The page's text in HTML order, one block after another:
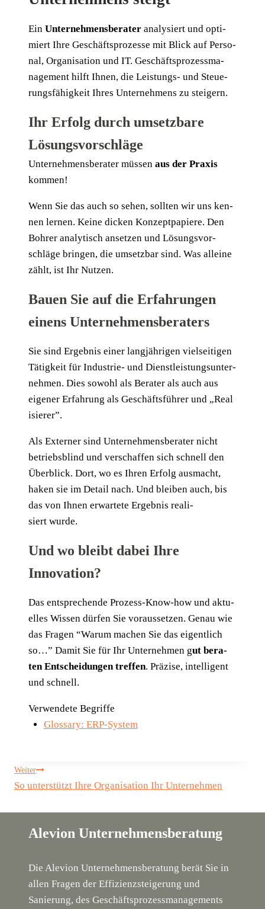
Ein Unter­neh­mens­be­ra­ter ana­ly­siert und opti­
miert Ihre Geschäfts­pro­zes­se mit Blick auf Per­so­
nal, Orga­ni­sa­ti­on und IT. Geschäfts­prozess­ma­
nage­ment hilft Ihnen, die Leis­tungs- und Steue­
rungs­fä­hig­keit Ihres Unter­neh­mens zu steigern.
Ihr Erfolg durch umsetzbare
Lösungsvorschläge
Unter­neh­mens­be­ra­ter müs­sen aus der Pra­xis
kommen!
Wenn Sie das auch so sehen, soll­ten wir uns ken­
nen ler­nen. Kei­ne dicken Kon­zept­pa­pie­re. Den
Boh­rer ana­ly­tisch anset­zen und Lösungs­vor­
schlä­ge brin­gen, die umsetz­bar sind. Was allei­ne
zählt, ist Ihr Nutzen.
Bauen Sie auf die Erfahrungen
einens Unternehmensberaters
Sie sind Ergeb­nis einer lang­jäh­ri­gen viel­sei­ti­gen
Tätig­keit für Indus­trie- und Dienst­leis­tungs­un­ter­
neh­men. Dies sowohl als Bera­ter als auch aus
eige­ner Erfah­rung als Geschäfts­füh­rer und „Rea­l
i­sie­rer”.
Als Exter­ner sind Unter­neh­mens­be­ra­ter nicht
betriebs­blind und ver­schaf­fen sich schnell den
Über­blick. Dort, wo es Ihren Erfolg aus­macht,
haken sie im Detail nach. Und blei­ben auch, bis
das von Ihnen erwar­te­te Ergeb­nis rea­li­
siert wurde.
Und wo bleibt dabei Ihre
Innovation?
Das ent­spre­chen­de Pro­zess-Know-how und aktu­
el­les Wis­sen dür­fen Sie vor­aus­set­zen. Genau wie
das Fra­gen “War­um machen Sie das eigent­lich
so…” Damit Sie für Ihr Unter­neh­men gut bera­
ten Ent­schei­dun­gen tref­fen. Prä­zi­se, intel­li­gent
und schnell.
Verwendete Begriffe
Glossary: ERP-System
Beitragsnavigation
Weiter
So unterstützt Ihre Organisation Ihr Unternehmen
Alevion Unternehmensberatung
Die Alevion Unternehmensberatung berät Sie in
allen Fragen der Effizienzsteigerung und
Sanierung, des Geschäftsprozessmanagements